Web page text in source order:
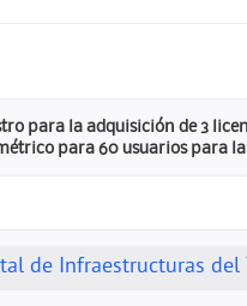
para la adquisición de 3
para 60 usuarios para
de Infraestructuras del